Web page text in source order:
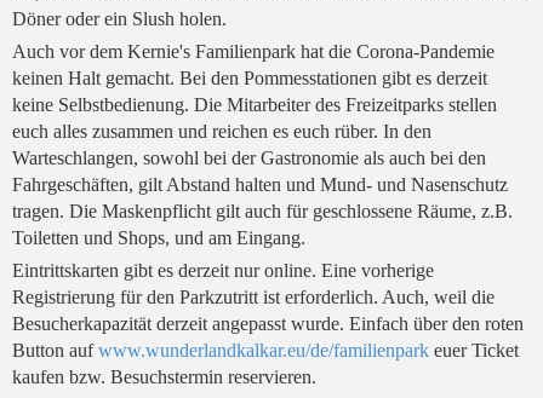
Döner oder ein Slush holen.
Auch vor dem Kernie's Familienpark hat die Corona-Pandemie
keinen Halt gemacht. Bei den Pommesstationen gibt es derzeit
keine Selbstbedienung. Die Mitarbeiter des Freizeitparks stellen
euch alles zusammen und reichen es euch rüber. In den
Warteschlangen, sowohl bei der Gastronomie als auch bei den
Fahrgeschäften, gilt Abstand halten und Mund- und Nasenschutz
tragen. Die Maskenpflicht gilt auch für geschlossene Räume, z.B.
Toiletten und Shops, und am Eingang.
Eintrittskarten gibt es derzeit nur online. Eine vorherige
Registrierung für den Parkzutritt ist erforderlich. Auch, weil die
Besucherkapazität derzeit angepasst wurde. Einfach über den roten
Button aufwww.wunderlandkalkar.eu/de/familienpark euer Ticket
kaufen bzw. Besuchstermin reservieren.